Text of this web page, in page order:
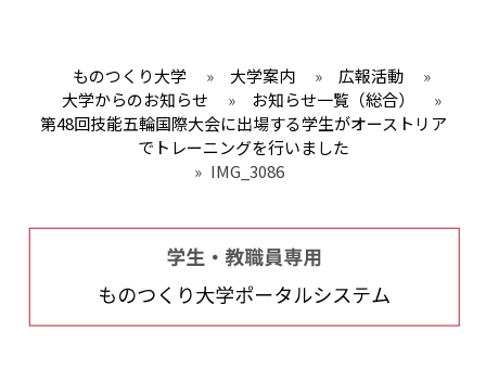
ものつくり大学 » 大学案内 » 広報活動
»
大学からのお知らせ
» お知らせ一覧（総合）
»
第48回技能五輪国際大会に出場する学生がオーストリア
でトレーニングを行いました
» IMG_3086